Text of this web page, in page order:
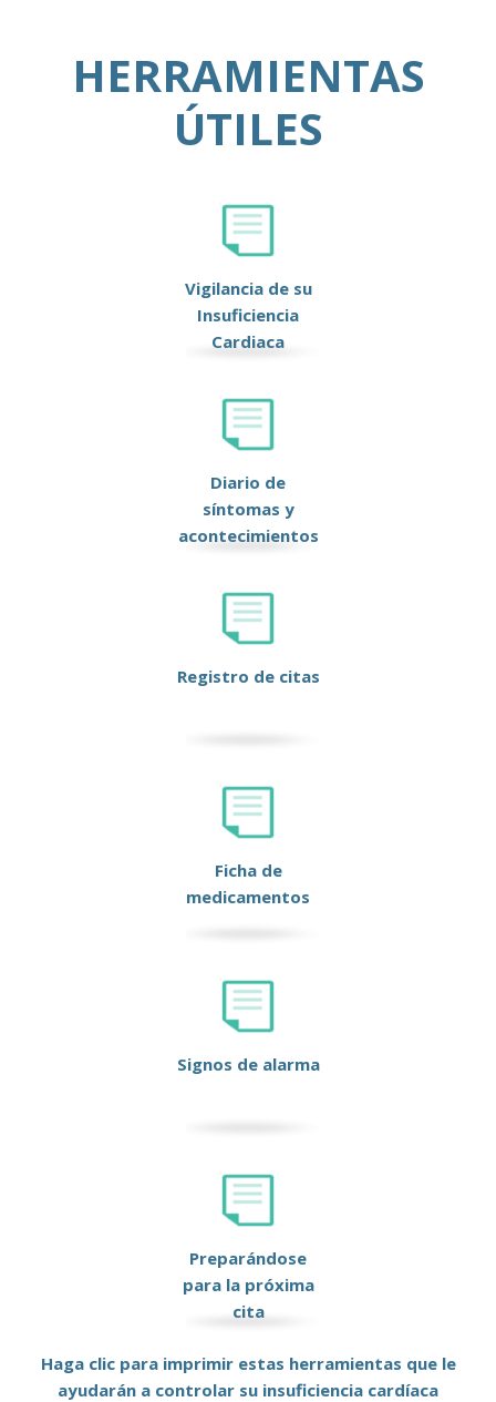
HERRAMIENTAS
ÚTILES
Vigilancia de su
Insuficiencia
Cardiaca
Diario de
síntomas y
acontecimientos
Registro de citas
Ficha de
medicamentos
Signos de alarma
Preparándose
para la próxima
cita
Haga clic para imprimir estas herramientas que le
ayudarán a controlar su insuficiencia cardíaca